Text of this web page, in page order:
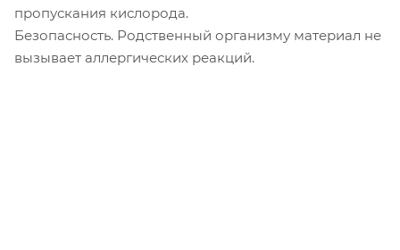
пропускания кислорода.
Безопасность. Родственный организму материал не
вызывает аллергических реакций.